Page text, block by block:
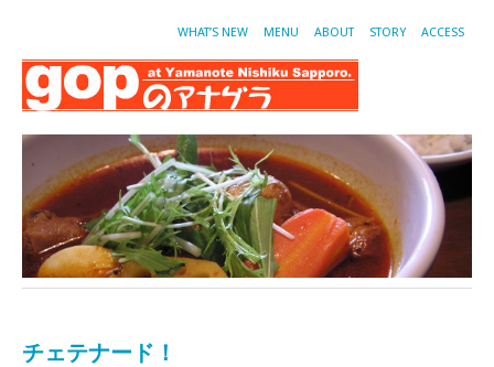
WHAT’S NEW MENU ABOUT STORY ACCESS
チェテナード！